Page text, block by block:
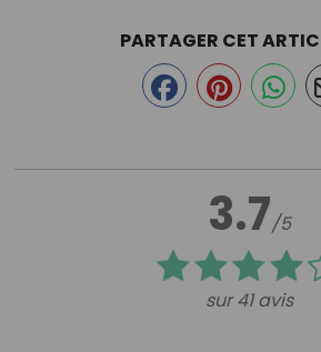
3.7/5
sur 41 avis
PARTAGER CET